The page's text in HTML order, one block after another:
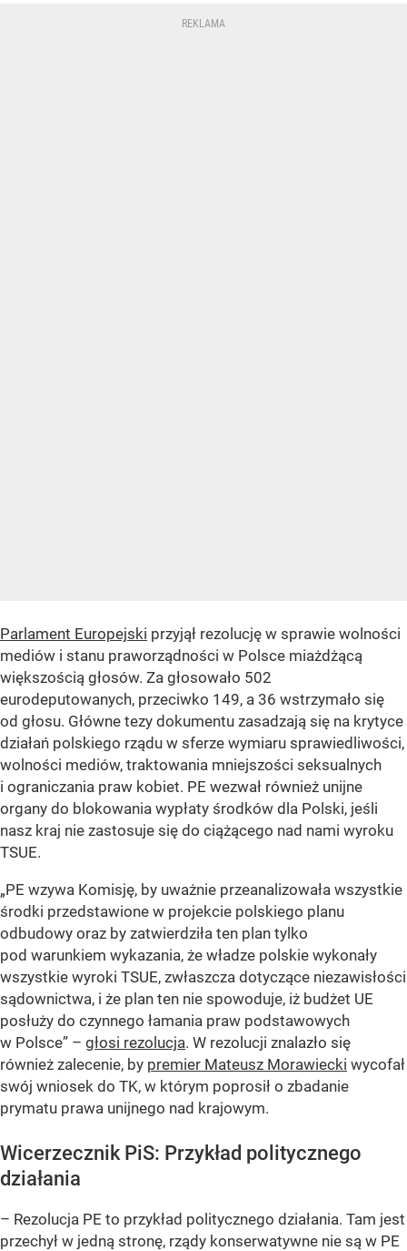
Parlament Europejski przyjął rezolucję w sprawie wolności
mediów i stanu praworządności w Polsce miażdżącą
większością głosów. Za głosowało 502
eurodeputowanych, przeciwko 149, a 36 wstrzymało się
od głosu. Główne tezy dokumentu zasadzają się na krytyce
działań polskiego rządu w sferze wymiaru sprawiedliwości,
wolności mediów, traktowania mniejszości seksualnych
i ograniczania praw kobiet. PE wezwał również unijne
organy do blokowania wypłaty środków dla Polski, jeśli
nasz kraj nie zastosuje się do ciążącego nad nami wyroku
TSUE.
„PE wzywa Komisję, by uważnie przeanalizowała wszystkie
środki przedstawione w projekcie polskiego planu
odbudowy oraz by zatwierdziła ten plan tylko
pod warunkiem wykazania, że władze polskie wykonały
wszystkie wyroki TSUE, zwłaszcza dotyczące niezawisłości
sądownictwa, i że plan ten nie spowoduje, iż budżet UE
posłuży do czynnego łamania praw podstawowych
w Polsce” – głosi rezolucja. W rezolucji znalazło się
również zalecenie, by premier Mateusz Morawiecki wycofał
swój wniosek do TK, w którym poprosił o zbadanie
prymatu prawa unijnego nad krajowym.
Wicerzecznik PiS: Przykład politycznego
działania
– Rezolucja PE to przykład politycznego działania. Tam jest
przechył w jedną stronę, rządy konserwatywne nie są w PE